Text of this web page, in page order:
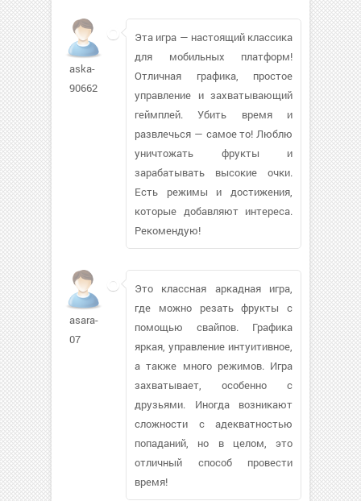
aska-
90662
Эта игра — настоящий классика
для мобильных платформ!
Отличная графика, простое
управление и захватывающий
геймплей. Убить время и
развлечься — самое то! Люблю
уничтожать фрукты и
зарабатывать высокие очки.
Есть режимы и достижения,
которые добавляют интереса.
Рекомендую!
asara-
07
Это классная аркадная игра,
где можно резать фрукты с
помощью свайпов. Графика
яркая, управление интуитивное,
а также много режимов. Игра
захватывает, особенно с
друзьями. Иногда возникают
сложности с адекватностью
попаданий, но в целом, это
отличный способ провести
время!